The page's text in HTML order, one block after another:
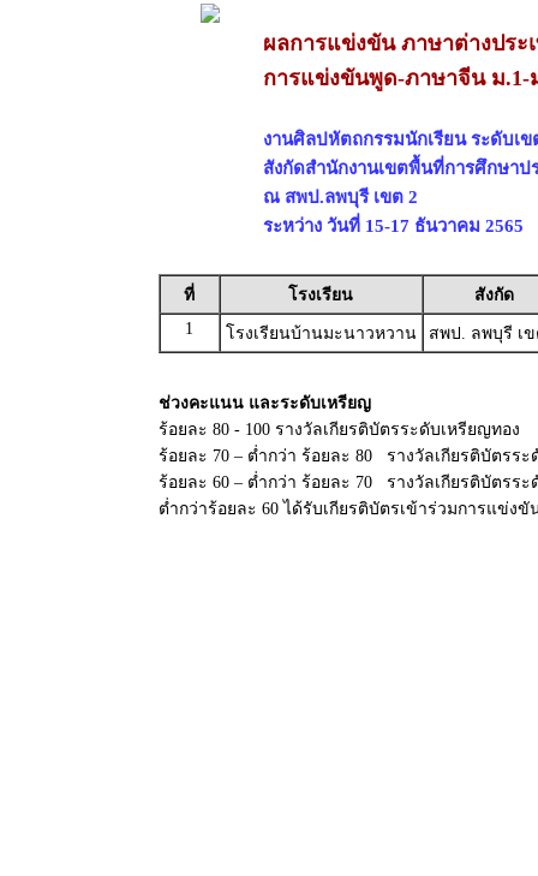
ผลการแข่งขัน ภาษาต่างประ
การแข่งขันพูด-ภาษาจีน ม.1-
งานศิลปหัตถกรรมนักเรียน ระดับเ
สังกัดสำนักงานเขตพื้นที่การศึกษาป
ณ สพป.ลพบุรี เขต 2
ระหว่าง วันที่ 15-17 ธันวาคม 2565
ที่ โรงเรียน
สังกัด
1
โรงเรียนบ้านมะนาวหวาน สพป. ลพบุรี เข
ช่วงคะแนน และระดับเหรียญ
ร้อยละ 80 - 100 รางวัลเกียรติบัตรระดับเหรียญทอง
ร้อยละ 70 – ต่ำกว่า ร้อยละ 80 รางวัลเกียรติบัตรระ
ร้อยละ 60 – ต่ำกว่า ร้อยละ 70 รางวัลเกียรติบัตรร
ต่ำกว่าร้อยละ 60 ได้รับเกียรติบัตรเข้าร่วมการแข่งขั